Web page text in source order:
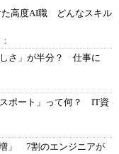
高度AI職 どんなスキル
さ」が半分？ 仕事に
ポート」って何？ IT資
増」 7割のエンジニアが